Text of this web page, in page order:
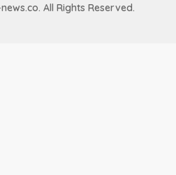
All Rights Reserved.